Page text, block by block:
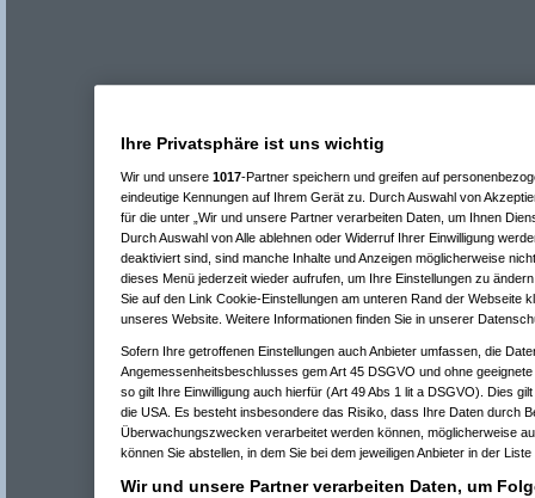
Ihre Privatsphäre ist uns wichtig
Wir und unsere 1017-Partner speichern und greifen auf
eindeutige Kennungen auf Ihrem Gerät zu. Durch Auswahl von
für die unter „Wir und unsere Partner verarbeiten Daten, um Ihnen
Durch Auswahl von Alle ablehnen oder Widerruf Ihrer Einwilligung
deaktiviert sind, sind manche Inhalte und Anzeigen möglicherweise
dieses Menü jederzeit wieder aufrufen, um Ihre Einstellungen zu
Sie auf den Link Cookie-Einstellungen am unteren Rand der Webseite
unseres Website. Weitere Informationen finden Sie in unserer
Sofern Ihre getroffenen Einstellungen auch Anbieter umfassen, die
Angemessenheitsbeschlusses gem Art 45 DSGVO und ohne
so gilt Ihre Einwilligung auch hierfür (Art 49 Abs 1 lit a DSGVO). Dies
die USA. Es besteht insbesondere das Risiko, dass Ihre Daten durch
Überwachungszwecken verarbeitet werden können, möglicherweise
können Sie abstellen, in dem Sie bei dem jeweiligen Anbieter in der
Wir und unsere Partner verarbeiten Daten, um